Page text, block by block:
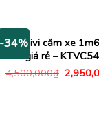
-34%
Kệ tivi căm xe
giá rẻ – KTVC54
4,500,000₫ Giá
gốc